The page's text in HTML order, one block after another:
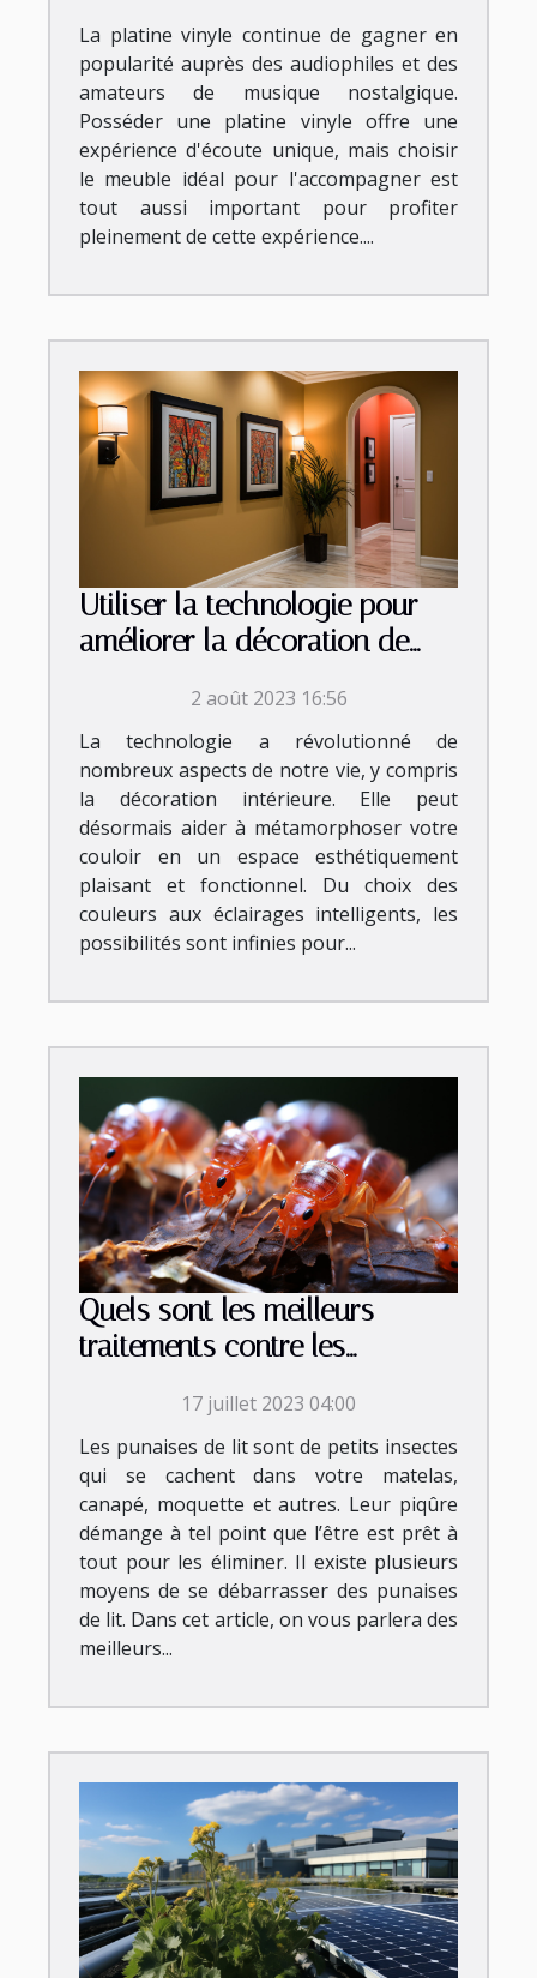
La platine vinyle continue de gagner en
popularité auprès des audiophiles et des
amateurs de musique nostalgique.
Posséder une platine vinyle offre une
expérience d'écoute unique, mais choisir
le meuble idéal pour l'accompagner est
tout aussi important pour profiter
pleinement de cette expérience....
Utiliser la technologie pour
améliorer la décoration de
2 août 2023 16:56
La technologie a révolutionné de
nombreux aspects de notre vie, y compris
la décoration intérieure. Elle peut
désormais aider à métamorphoser votre
couloir en un espace esthétiquement
plaisant et fonctionnel. Du choix des
couleurs aux éclairages intelligents, les
possibilités sont infinies pour...
Quels sont les meilleurs
traitements contre les
17 juillet 2023 04:00
Les punaises de lit sont de petits insectes
qui se cachent dans votre matelas,
canapé, moquette et autres. Leur piqûre
démange à tel point que l’être est prêt à
tout pour les éliminer. Il existe plusieurs
moyens de se débarrasser des punaises
de lit. Dans cet article, on vous parlera des
meilleurs...